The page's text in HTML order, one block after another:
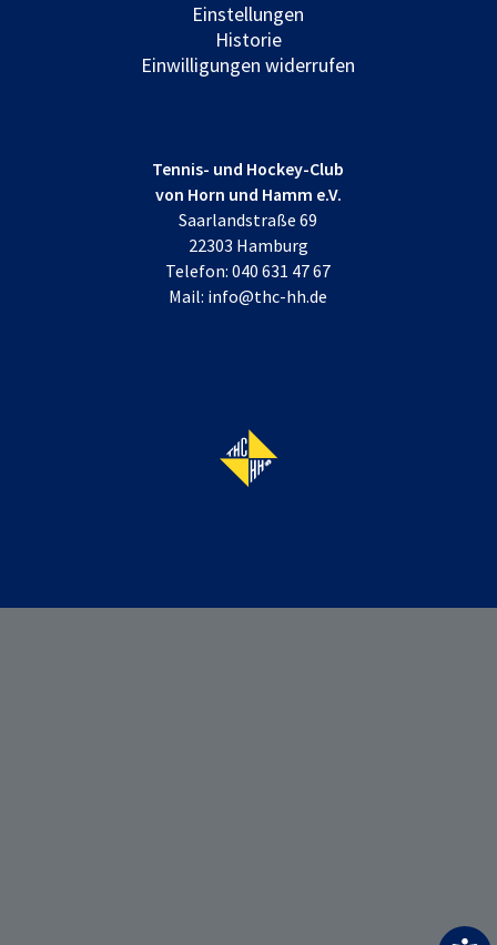
Einstellungen
Historie
Einwilligungen widerrufen
Tennis- und Hockey-Club
von Horn und Hamm e.V.
Saarlandstraße 69
22303 Hamburg
Telefon:040 631 47 67
Mail: info@thc-hh.de